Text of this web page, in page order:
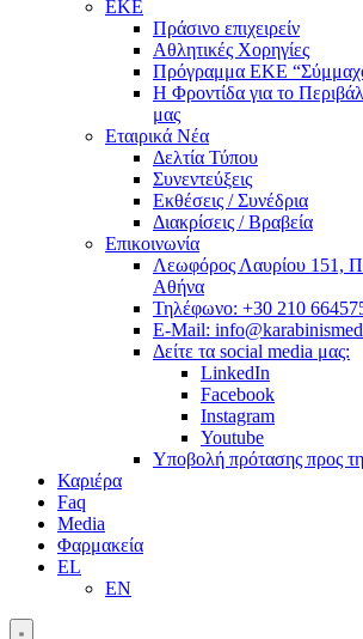
ΕΚΕ
Πράσινο επιχειρείν
Αθλητικές Χορηγίες
Πρόγραμμα ΕΚΕ
Η Φροντίδα για το
μας
Εταιρικά Νέα
Δελτία Τύπου
Συνεντεύξεις
Εκθέσεις / Συνέδρια
Διακρίσεις / Βραβεία
Επικοινωνία
Λεωφόρος Λαυρίου 151,
Αθήνα
Τηλέφωνο: +30 210
E-Mail:
Δείτε τα social media μας:
LinkedIn
Facebook
Instagram
Youtube
Υποβολή πρότασης προς
Καριέρα
Faq
Media
Φαρμακεία
EL
EN